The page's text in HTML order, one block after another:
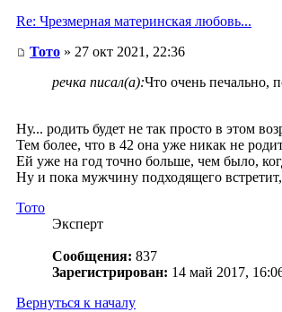
Re: Чрезмерная материнская любовь...
Тото » 27 окт 2021, 22:36
речка писал(а):Что очень печально,
Ну... родить будет не так просто в этом
Тем более, что в 42 она уже никак не
Ей уже на год точно больше, чем было,
Ну и пока мужчину подходящего
Тото
Эксперт
Сообщения: 837
Зарегистрирован: 14 май 2017,
Вернуться к началу